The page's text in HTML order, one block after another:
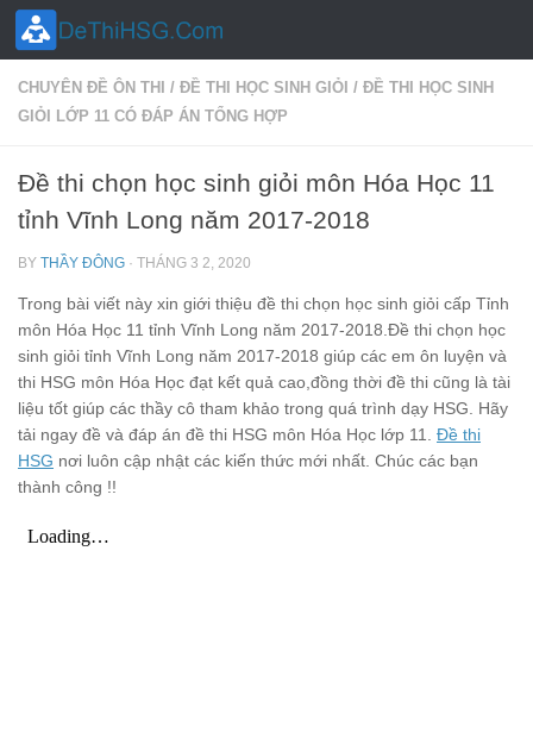
Skip to content
CHUYÊN ĐỀ ÔN THI / ĐỀ THI HỌC SINH GIỎI / ĐỀ THI HỌC SINH
GIỎI LỚP 11 CÓ ĐÁP ÁN TỔNG HỢP
Đề thi chọn học sinh giỏi môn Hóa Học 11
tỉnh Vĩnh Long năm 2017-2018
BY THẦY ĐÔNG · THÁNG 3 2, 2020
Trong bài viết này xin giới thiệu đề thi chọn học sinh giỏi cấp Tỉnh
môn Hóa Học 11 tỉnh Vĩnh Long năm 2017-2018.Đề thi chọn học
sinh giỏi tỉnh Vĩnh Long năm 2017-2018 giúp các em ôn luyện và
thi HSG môn Hóa Học đạt kết quả cao,đồng thời đề thi cũng là tài
liệu tốt giúp các thầy cô tham khảo trong quá trình dạy HSG. Hãy
tải ngay đề và đáp án đề thi HSG môn Hóa Học lớp 11. Đề thi
HSG nơi luôn cập nhật các kiến thức mới nhất. Chúc các bạn
thành công !!